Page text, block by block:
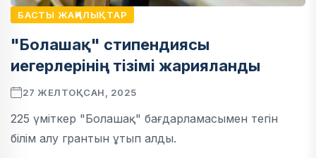
БАСТЫ ЖАҢАЛЫҚТАР
"Болашақ" стипендиясы
иегерлерінің тізімі жарияланды
27 ЖЕЛТОҚСАН, 2025
225 үміткер "Болашақ" бағдарламасымен тегін
білім алу грантын ұтып алды.